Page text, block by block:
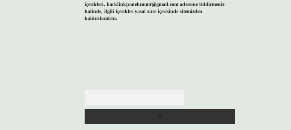
içerikleri, backlinkpanelicomtr@gmail.comadresine bildirmeniz
halinde, ilgili içerikler yasal süre içerisinde sitemizden
kaldırılacaktır.